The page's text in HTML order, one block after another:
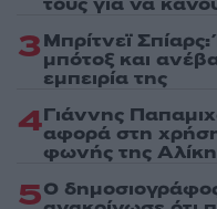
τους για να
3Μπρίτνεϊ
μπότοξ και
εμπειρία της
4Γιάννης
αφορά στη χρήση
φωνής της
5Ο